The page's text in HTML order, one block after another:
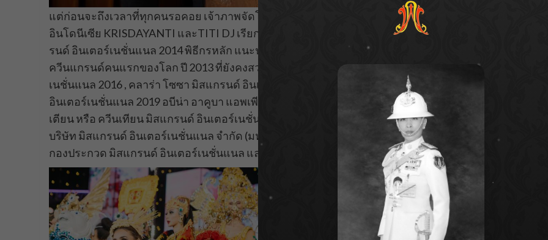
แต่ก่อนจะถึงเวลาที่ทุกคนรอคอย เจ้าภาพจัดโชว์สุดพิเศษจาก 2 ศิลปิน
อินโดนีเซีย KRISDAYANTI และTITI DJ เรียกเสียงกรี๊ดจากผู้ชมได้สนั่นฮอลล์ จากนั้น ลีส์ การ์เซีย มิสแก
รนด์ อินเตอร์เนชั่นแนล 2014 พิธีกรหลัก แนะนำคณะกรรมการและแขกรับเชิญคนพิเศษ เจนนาลี ชาปาโร
ควีนแกรนด์คนแรกของโลก ปี 2013 ที่ยังคงสวย สง่างาม อริสกา ปุตตรี เปอติวี มิสแกรนด์ อินเตอร์
เนชั่นแนล 2016 , คลาร่า โซซา มิสแกรนด์ อินเตอร์เนชั่นแนล 2018 วาเลนติน่า ฟิกเกวียร่า มิสแกรนด์
อินเตอร์เนชั่นแนล 2019 อบีน่า อาคูบา แอพเพียร์ มิสแกรนด์ อินเตอร์เนชั่นแนล 2020 และ เหงียน ตุ๊ก ตุ่ย
เตียน หรือ ควีนเทียน มิสแกรนด์ อินเตอร์เนชั่นแนล 2022 ขาดไม่ได้คือ คุณณวัฒน์ อิสรไกรศีล ประธาน
บริษัท มิสแกรนด์ อินเตอร์เนชั่นแนล จำกัด (มหาชน) ผู้ก่อตั้งมิสแกรนด์ , คุณเทเรซ่า ชัยวิสุทธิ์ รองประธาน
กองประกวด มิสแกรนด์ อินเตอร์เนชั่นแนล และ คุณอิวาน กุนาวาน